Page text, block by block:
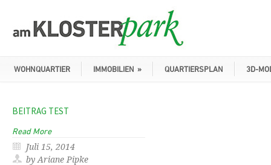
WOHNQUARTIER IMMOBILIEN » QUARTIERSPLAN 3D-
BEITRAG TEST
Read More
Juli 15, 2014
by Ariane Pipke